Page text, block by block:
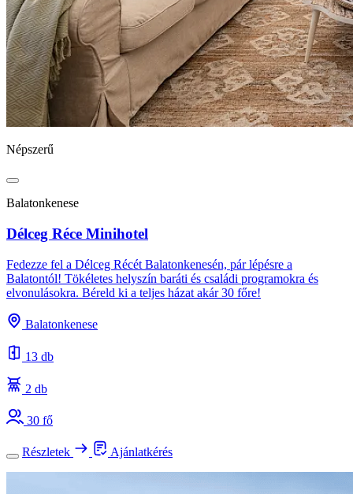
Népszerű
Balatonkenese
Délceg Réce Minihotel
Fedezze fel a Délceg Récét Balatonkenesén, pár lépésre a
Balatontól! Tökéletes helyszín baráti és családi programokra és
elvonulásokra. Béreld ki a teljes házat akár 30 főre!
Balatonkenese
13 db
2 db
30 fő
Részletek Ajánlatkérés